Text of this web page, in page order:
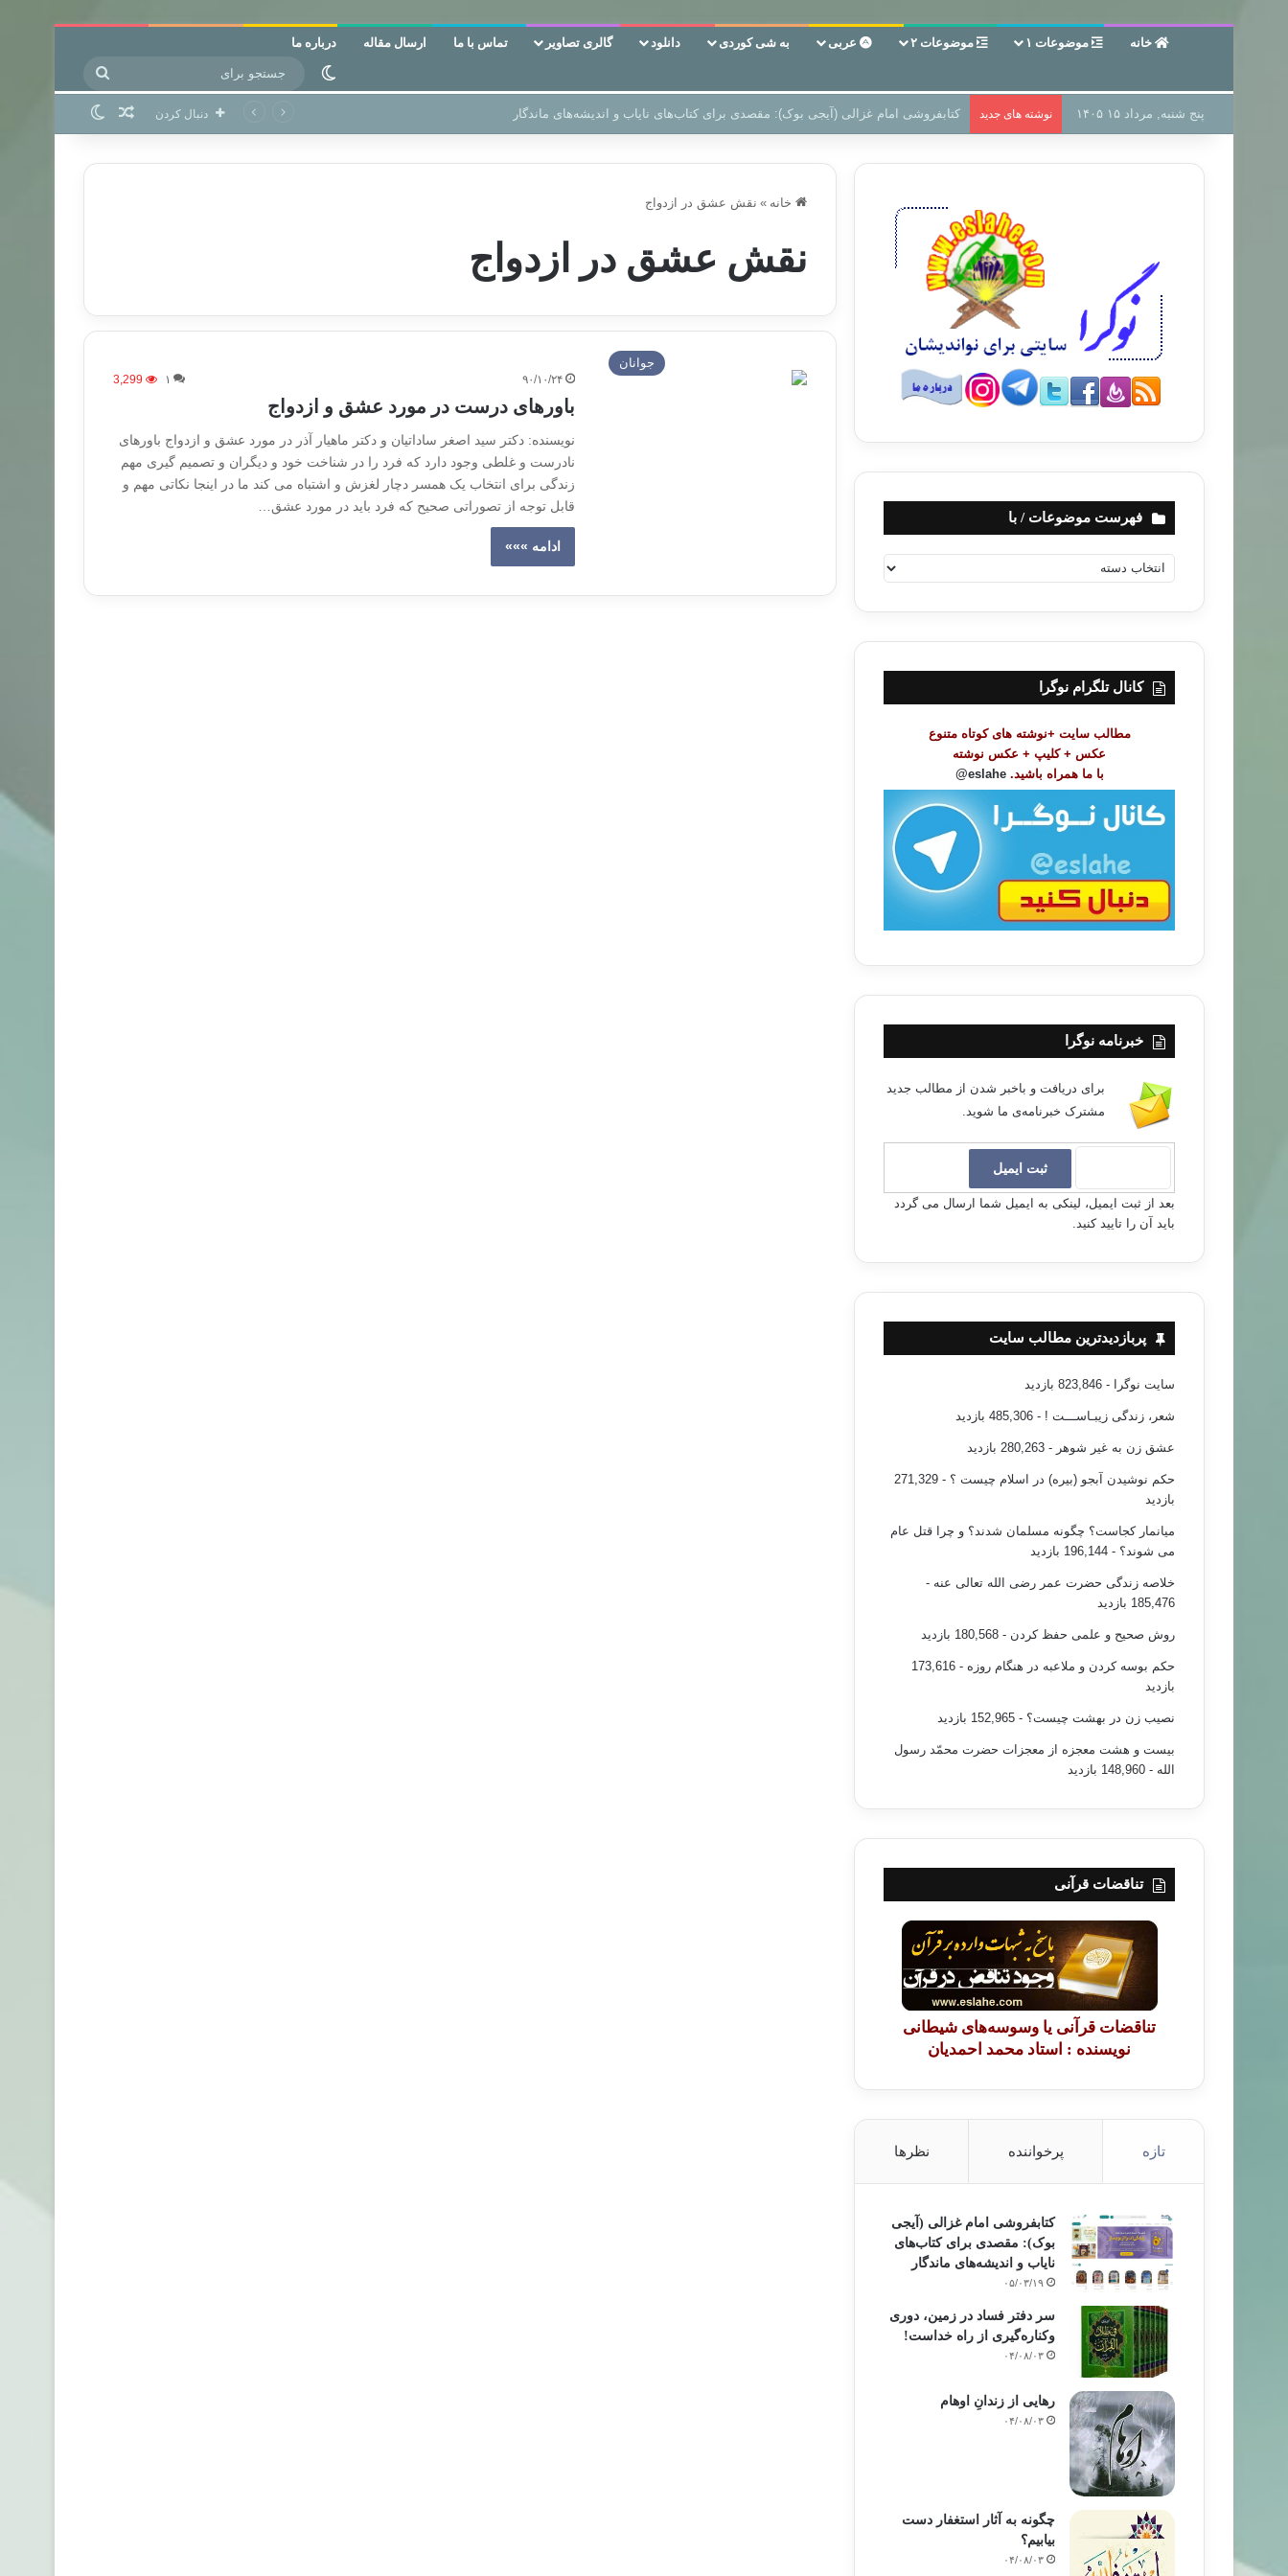
خانه موضوعات ۱ موضوعات ۲ عربی به شی کوردی دانلود گالری تصاویر تماس با ما ارسال مقاله درباره ما
تغییر پوسته
برای پنج شنبه, مرداد ۱۵ ۱۴۰۵ نوشته های جدید سر دفتر فساد در زمین‌، دوری وکناره‌گیری از راه خداست‌! دنبال کردن نوشته تصادفی
خانه » نقش عشق در ازدواج
نقش عشق در ازدواج
جوانان
۹۰/۱۰/۲۴ ۱ 3,299
باورهای درست در مورد عشق و ازدواج
نویسنده: دکتر سید اصغر ساداتیان و دکتر ماهیار آذر در مورد عشق و ازدواج باورهای
نادرست و غلطی وجود دارد که فرد را در شناخت خود و دیگران و تصمیم گیری مهم
زندگی برای انتخاب یک همسر دچار لغزش و اشتباه می کند ما در اینجا نکاتی مهم و
قابل توجه از تصوراتی صحیح که فرد باید در مورد عشق…
ادامه »»»
فهرست موضوعات / با
ه
ت
ض
کانال تلگرام نوگرا
مطالب سایت +نوشته های کوتاه متنوع
عکس + کلیپ + عکس نوشته
با ما همراه باشید. eslahe@
خبرنامه نوگرا
برای دریافت و باخبر شدن از مطالب جدید
مشترک خبرنامه‌ی ما شوید.
بعد از ثبت ایمیل، لینکی به ایمیل شما ارسال می گردد
باید آن را تایید کنید.
پربازدیدترین مطالب سایت
سایت نوگرا - 823,846 بازدید
شعر، زندگی زیبـاســـت ! - 485,306 بازدید
عشق زن به غیر شوهر - 280,263 بازدید
حکم نوشیدن آبجو (بیره) در اسلام چیست ؟
- 271,329
بازدید
میانمار کجاست؟ چگونه مسلمان شدند؟ و چرا قتل عام
می شوند؟ - 196,144 بازدید
خلاصه زندگی حضرت عمر رضی الله تعالی عنه -
185,476 بازدید
روش صحیح و علمی حفظ کردن - 180,568 بازدید
حکم بوسه کردن و ملاعبه در هنگام روزه
- 173,616
بازدید
نصیب زن در بهشت چیست؟ - 152,965 بازدید
بیست و هشت معجزه از معجزات حضرت محمّد رسول
الله - 148,960 بازدید
تناقضات قرآنی
تناقضات قرآنی یا وسوسه‌های شیطانی
نویسنده : استاد محمد احمدیان
تازه پرخواننده نظرها
کتابفروشی امام غزالی (آیجی
بوک): مقصدی برای کتاب‌های
نایاب و اندیشه‌های ماندگار
۰۵/۰۳/۱۹
سر دفتر فساد در زمین‌، دوری
وکناره‌گیری از راه خداست‌!
۰۴/۰۸/۰۳
رهایی از زندانِ اوهام
۰۴/۰۸/۰۳
چگونه به آثار استغفار دست
بیابیم؟
۰۴/۰۸/۰۳